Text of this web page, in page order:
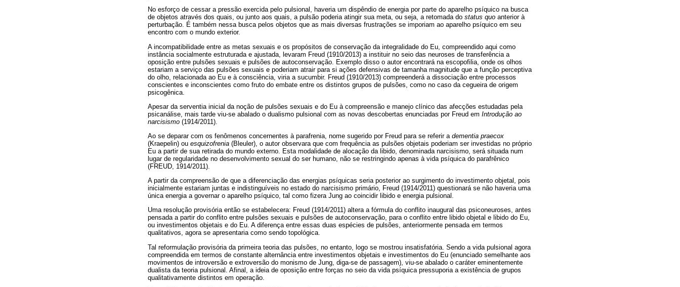
No esforço de cessar a pressão exercida pelo pulsional, haveria um dispêndio de energia por parte do aparelho psíquico na busca
de objetos através dos quais, ou junto aos quais, a pulsão poderia atingir sua meta, ou seja, a retomada do status quo anterior à
perturbação. É também nessa busca pelos objetos que as mais diversas frustrações se imporiam ao aparelho psíquico em seu
encontro com o mundo exterior.
A incompatibilidade entre as metas sexuais e os propósitos de conservação da integralidade do Eu, compreendido aqui como
instância socialmente estruturada e ajustada, levaram Freud (1910/2013) a instituir no seio das neuroses de transferência a
oposição entre pulsões sexuais e pulsões de autoconservação. Exemplo disso o autor encontrará na escopofilia, onde os olhos
estariam a serviço das pulsões sexuais e poderiam atrair para si ações defensivas de tamanha magnitude que a função perceptiva
do olho, relacionada ao Eu e à consciência, viria a sucumbir. Freud (1910/2013) compreenderá a dissociação entre processos
conscientes e inconscientes como fruto do embate entre os distintos grupos de pulsões, como no caso da cegueira de origem
psicogênica.
Apesar da serventia inicial da noção de pulsões sexuais e do Eu à compreensão e manejo clínico das afecções estudadas pela
psicanálise, mais tarde viu-se abalado o dualismo pulsional com as novas descobertas enunciadas por Freud em Introdução ao
narcisismo (1914/2011).
Ao se deparar com os fenômenos concernentes à parafrenia, nome sugerido por Freud para se referir a dementia praecox
(Kraepelin) ou esquizofrenia (Bleuler), o autor observara que com frequência as pulsões objetais poderiam ser investidas no próprio
Eu a partir de sua retirada do mundo externo. Esta modalidade de alocação da libido, denominada narcisismo, será situada num
lugar de regularidade no desenvolvimento sexual do ser humano, não se restringindo apenas à vida psíquica do parafrênico
(FREUD, 1914/2011).
A partir da compreensão de que a diferenciação das energias psíquicas seria posterior ao surgimento do investimento objetal, pois
inicialmente estariam juntas e indistinguíveis no estado do narcisismo primário, Freud (1914/2011) questionará se não haveria uma
única energia a governar o aparelho psíquico, tal como fizera Jung ao coincidir libido e energia pulsional.
Uma resolução provisória então se estabelecera: Freud (1914/2011) altera a fórmula do conflito inaugural das psiconeuroses, antes
pensada a partir do conflito entre pulsões sexuais e pulsões de autoconservação, para o conflito entre libido objetal e libido do Eu,
ou investimentos objetais e do Eu. A diferença entre essas duas espécies de pulsões, anteriormente pensada em termos
qualitativos, agora se apresentaria como sendo topológica.
Tal reformulação provisória da primeira teoria das pulsões, no entanto, logo se mostrou insatisfatória. Sendo a vida pulsional agora
compreendida em termos de constante alternância entre investimentos objetais e investimentos do Eu (enunciado semelhante aos
movimentos de introversão e extroversão do monismo de Jung, diga-se de passagem), viu-se abalado o caráter eminentemente
dualista da teoria pulsional. Afinal, a ideia de oposição entre forças no seio da vida psíquica pressuporia a existência de grupos
qualitativamente distintos em operação.